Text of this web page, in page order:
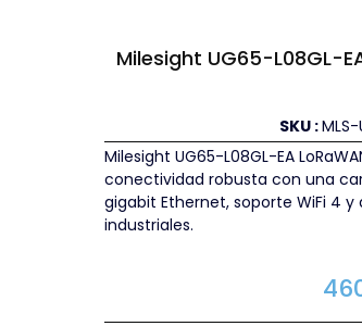
Milesight UG65-L08GL-
SKU :
Milesight UG65-L08GL-EA
conectividad robusta con una
gigabit Ethernet, soporte WiFi 4
industriales.